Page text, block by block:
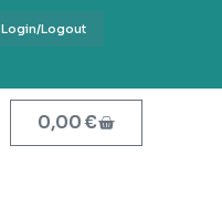
Login/Logout
0,00€